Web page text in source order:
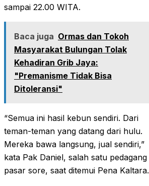
sampai 22.00 WITA.
Baca juga Ormas dan Tokoh
Masyarakat Bulungan Tolak
Kehadiran Grib Jaya:
"Premanisme Tidak Bisa
Ditoleransi"
“Semua ini hasil kebun sendiri. Dari
teman-teman yang datang dari hulu.
Mereka bawa langsung, jual sendiri,”
kata Pak Daniel, salah satu pedagang
pasar sore, saat ditemui Pena Kaltara.